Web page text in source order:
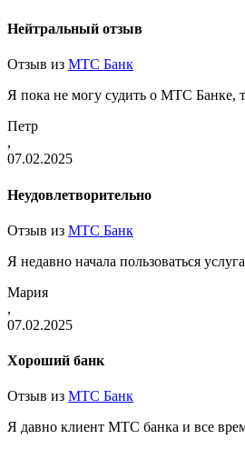
Нейтральный отзыв
Отзыв из МТС Банк
Я пока не могу судить о МТС Банке,
Петр
,
07.02.2025
Неудовлетворительно
Отзыв из МТС Банк
Я недавно начала пользоваться
Мария
,
07.02.2025
Хороший банк
Отзыв из МТС Банк
Я давно клиент МТС банка и все